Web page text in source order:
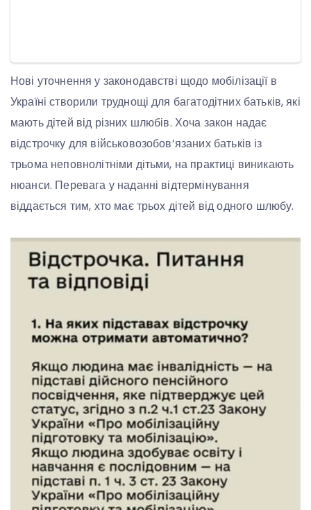
Нові уточнення у законодавстві щодо мобілізації в
Україні створили труднощі для багатодітних батьків, які
мають дітей від різних шлюбів. Хоча закон надає
відстрочку для військовозобов’язаних батьків із
трьома неповнолітніми дітьми, на практиці виникають
нюанси. Перевага у наданні відтермінування
віддається тим, хто має трьох дітей від одного шлюбу.